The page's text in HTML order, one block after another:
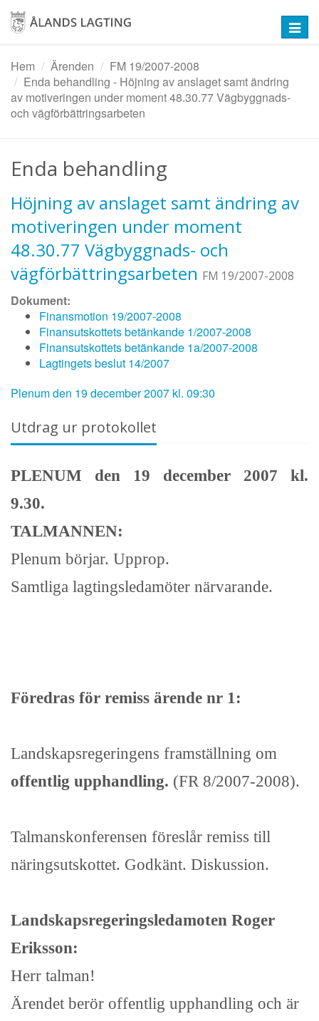
Hoppa
huvudinnehåll
Hem
Ärenden
FM 19/2007-2008
Enda behandling - Höjning av anslaget samt ändring
av motiveringen under moment 48.30.77 Vägbyggnads-
och vägförbättringsarbeten
Enda behandling
Höjning av anslaget samt ändring av
motiveringen under moment
48.30.77 Vägbyggnads- och
vägförbättringsarbeten FM 19/2007-2008
Dokument:
Finansmotion 19/2007-2008
Finansutskottets betänkande 1/2007-2008
Finansutskottets betänkande 1a/2007-2008
Lagtingets beslut 14/2007
Plenum den 19 december 2007 kl. 09:30
Utdrag ur protokollet
PLENUM den 19 december 2007 kl.
9.30.
TALMANNEN:
Plenum börjar. Upprop.
Samtliga lagtingsledamöter närvarande.
Föredras för remiss ärende nr 1:
Landskapsregeringens framställning om
offentlig upphandling. (FR 8/2007-2008).
Talmanskonferensen föreslår remiss till
näringsutskottet. Godkänt. Diskussion.
Landskapsregeringsledamoten Roger
Eriksson:
Herr talman!
Ärendet berör offentlig upphandling och är